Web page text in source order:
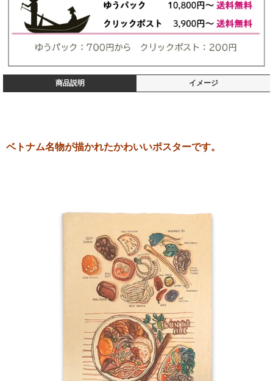
商品説明 イメージ
ベトナム名物が描かれたかわいいポスターです。